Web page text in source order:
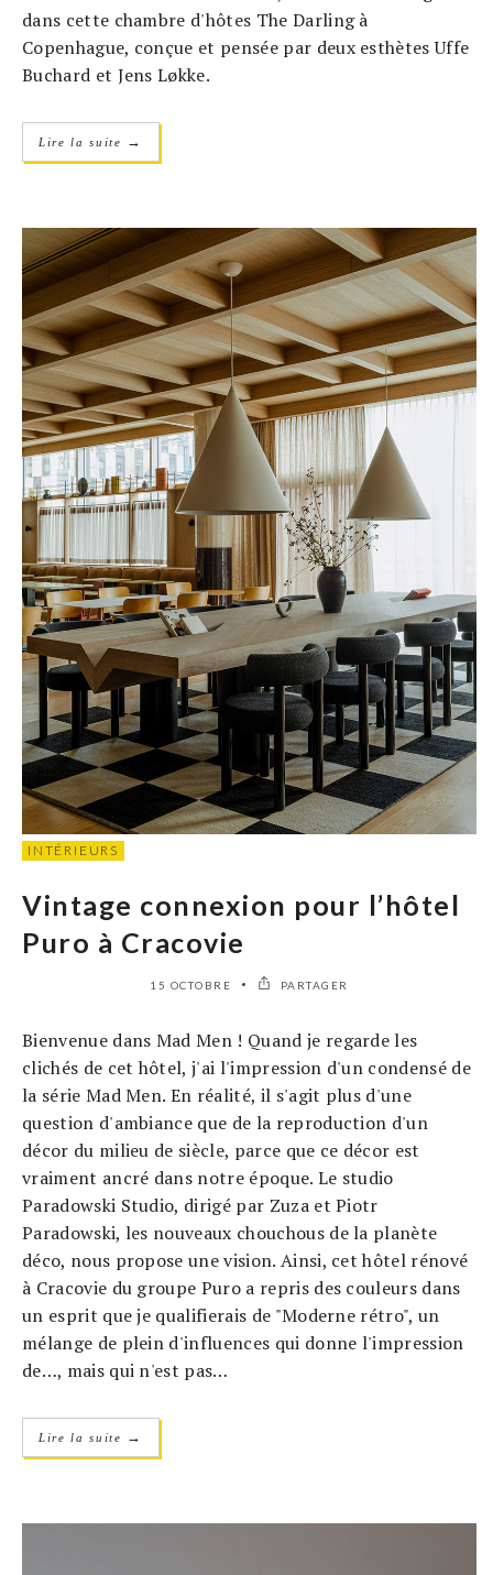
dans cette chambre d'hôtes The Darling à
Copenhague, conçue et pensée par deux esthètes Uffe
Buchard et Jens Løkke.
Lire la suite →
INTÉRIEURS
Vintage connexion pour l’hôtel
Puro à Cracovie
15 OCTOBRE PARTAGER
Bienvenue dans Mad Men ! Quand je regarde les
clichés de cet hôtel, j'ai l'impression d'un condensé de
la série Mad Men. En réalité, il s'agit plus d'une
question d'ambiance que de la reproduction d'un
décor du milieu de siècle, parce que ce décor est
vraiment ancré dans notre époque. Le studio
Paradowski Studio, dirigé par Zuza et Piotr
Paradowski, les nouveaux chouchous de la planète
déco, nous propose une vision. Ainsi, cet hôtel rénové
à Cracovie du groupe Puro a repris des couleurs dans
un esprit que je qualifierais de "Moderne rétro", un
mélange de plein d'influences qui donne l'impression
de…, mais qui n'est pas…
Lire la suite →